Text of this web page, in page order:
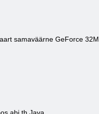
samaväärne GeForce